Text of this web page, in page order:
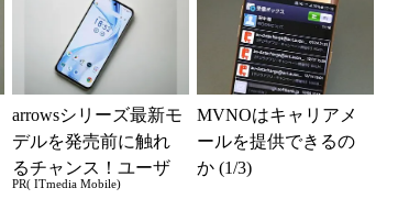
arrowsシリーズ最新モ
デルを発売前に触れ
るチャンス！ユーザ
ー座談会開催
PR( ITmedia Mobile)
MVNOはキャリアメ
ールを提供できるの
か (1/3)